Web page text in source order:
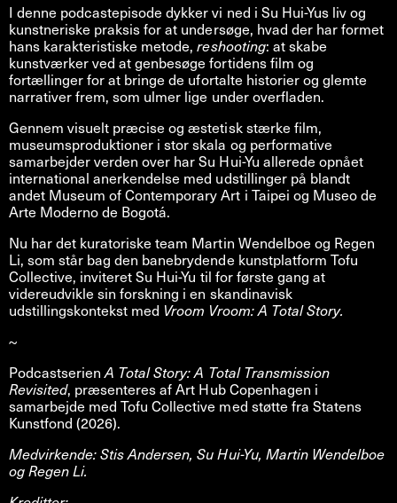
I denne podcastepisode dykker vi ned i Su Hui-Yus liv og
kunstneriske praksis for at undersøge, hvad der har formet
hans karakteristiske metode,reshooting: at skabe
kunstværker ved at genbesøge fortidens film og
fortællinger for at bringe de ufortalte historier og glemte
narrativer frem, som ulmer lige under overfladen.
Gennem visuelt præcise og æstetisk stærke film,
museumsproduktioner i stor skala og performative
samarbejder verden over har Su Hui-Yu allerede opnået
international anerkendelse med udstillinger på blandt
andet Museum of Contemporary Art i Taipei og Museo de
Arte Moderno de Bogotá.
Nu har det kuratoriske team Martin Wendelboe og Regen
Li, som står bag den banebrydende kunstplatform Tofu
Collective, inviteret Su Hui-Yu til for første gang at
videreudvikle sin forskning i en skandinavisk
udstillingskontekst med Vroom Vroom: A Total Story.
~
PodcastserienA Total Story: A Total Transmission
Revisited, præsenteres af Art Hub Copenhagen i
samarbejde med Tofu Collective med støtte fra Statens
Kunstfond (2026).
Medvirkende: Stis Andersen, Su Hui-Yu, Martin Wendelboe
og Regen Li.